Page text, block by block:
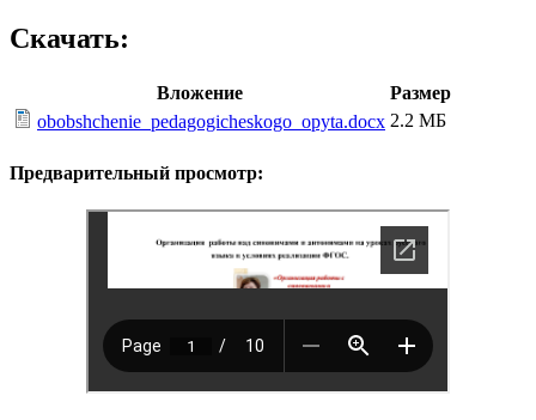
Скачать:
Вложение
Размер
obobshchenie_pedagogicheskogo_opyta.docx 2.2 МБ
Предварительный просмотр: